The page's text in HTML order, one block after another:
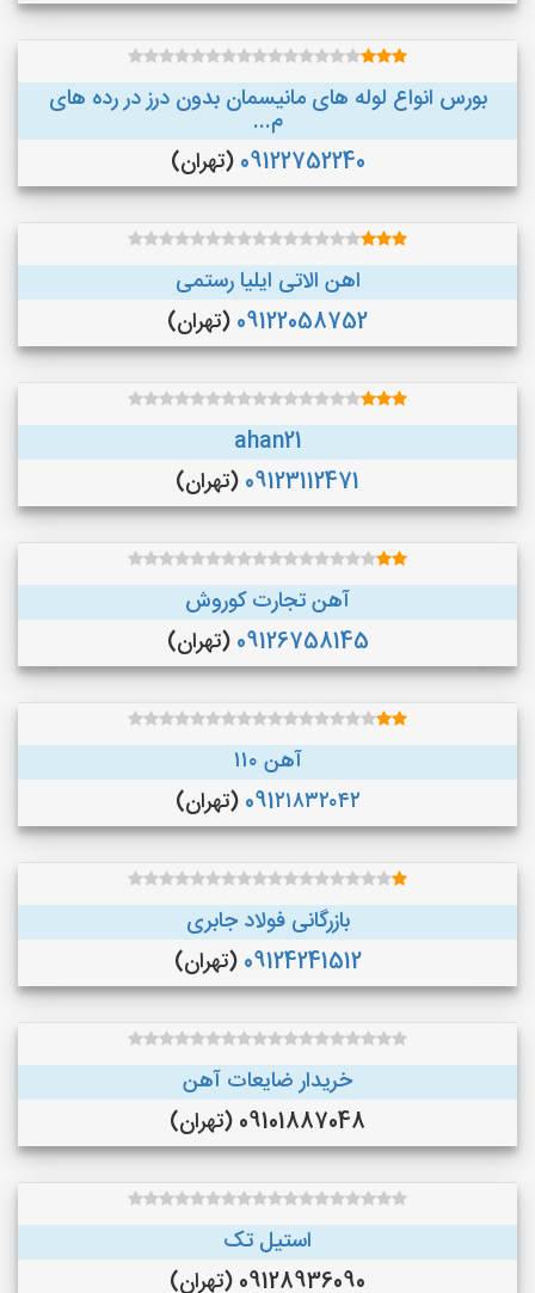
بورس انواع لوله های مانیسمان بدون درز در رده های
م...
09122752240 (تهران)
اهن الاتی ایلیا رستمی
09122058752 (تهران)
ahan21
09123112471 (تهران)
آهن تجارت کوروش
09126758145 (تهران)
آهن ۱۱۰
091۲۱۸۳۲۰۴۲ (تهران)
بازرگانی فولاد جابری
09124241512 (تهران)
خریدار ضایعات آهن
09101887048 (تهران)
استیل تک
09128936090 (تهران)